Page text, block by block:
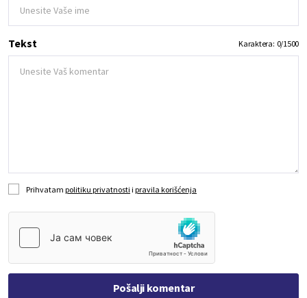
Tekst Karaktera: 0/1500
Prihvatam politiku privatnosti i pravila korišćenja
Pošalji komentar